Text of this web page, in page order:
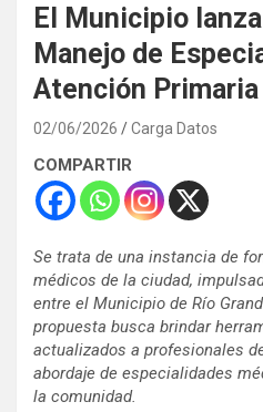
El Municipio
Manejo de
Atención Primaria
02/06/2026 Carga Datos
COMPARTIR
Se trata de una instancia de
médicos de la ciudad,
entre el Municipio de Río
propuesta busca brindar
actualizados a profesionales
abordaje de especialidades
la comunidad.